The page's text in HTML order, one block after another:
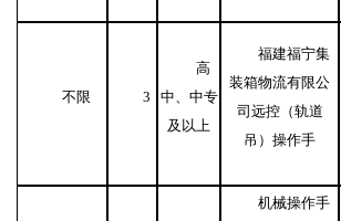
不限 3
高
中、中专
及以上
福建福宁集
装箱物流有限公
司远控（轨道
吊）操作手
机械操作手